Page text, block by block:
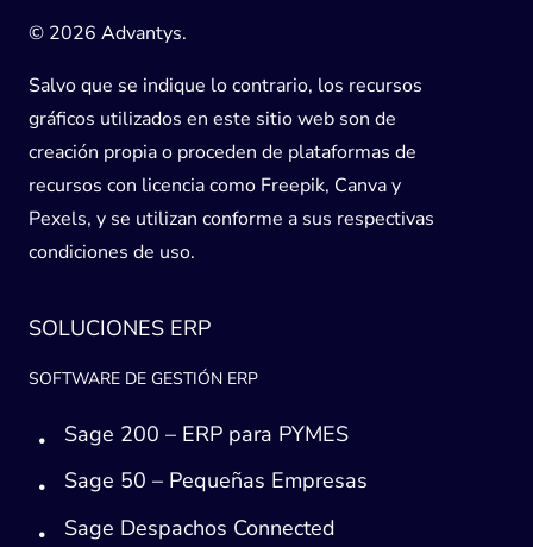
© 2026 Advantys.
Salvo que se indique lo contrario, los recursos
gráficos utilizados en este sitio web son de
creación propia o proceden de plataformas de
recursos con licencia como Freepik, Canva y
Pexels, y se utilizan conforme a sus respectivas
condiciones de uso.
SOLUCIONES ERP
SOFTWARE DE GESTIÓN ERP
Sage 200 – ERP para PYMES
Sage 50 – Pequeñas Empresas
Sage Despachos Connected